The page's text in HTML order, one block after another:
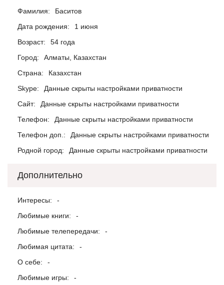
Фамилия:
Баситов
Дата рождения:
1 июня
Возраст:
54 года
Город:
Алматы, Казахстан
Страна:
Казахстан
Skype:
Данные скрыты настройками приватности
Сайт:
Данные скрыты настройками приватности
Телефон:
Данные скрыты настройками приватности
Телефон доп.:
Данные скрыты настройками приватности
Родной город:
Данные скрыты настройками приватности
Дополнительно
Интересы:
-
Любимые книги:
-
Любимые телепередачи:
-
Любимая цитата:
-
О себе:
-
Любимые игры:
-